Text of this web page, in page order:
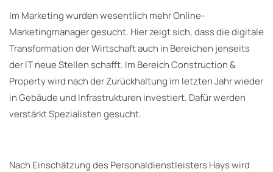
Im Marketing wurden wesentlich mehr Online-
Marketingmanager gesucht. Hier zeigt sich, dass die digitale
Transformation der Wirtschaft auch in Bereichen jenseits
der IT neue Stellen schafft. Im Bereich Construction &
Property wird nach der Zurückhaltung im letzten Jahr wieder
in Gebäude und Infrastrukturen investiert. Dafür werden
verstärkt Spezialisten gesucht.
Nach Einschätzung des Personaldienstleisters Hays wird